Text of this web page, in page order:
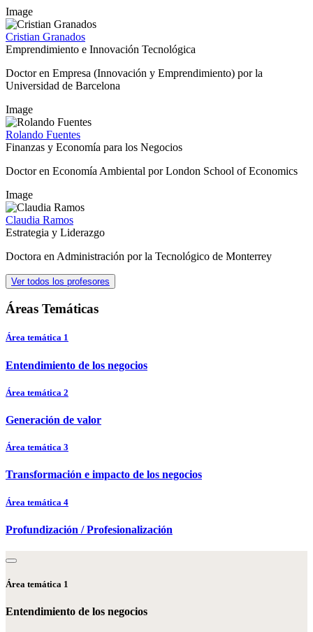
Image
Cristian Granados
Emprendimiento e Innovación Tecnológica
Doctor en Empresa (Innovación y Emprendimiento) por la
Universidad de Barcelona
Image
Rolando Fuentes
Finanzas y Economía para los Negocios
Doctor en Economía Ambiental por London School of Economics
Image
Claudia Ramos
Estrategia y Liderazgo
Doctora en Administración por la Tecnológico de Monterrey
Ver todos los profesores
Áreas Temáticas
Área temática 1
Entendimiento de los negocios
Área temática 2
Generación de valor
Área temática 3
Transformación e impacto de los negocios
Área temática 4
Profundización / Profesionalización
Área temática 1
Entendimiento de los negocios